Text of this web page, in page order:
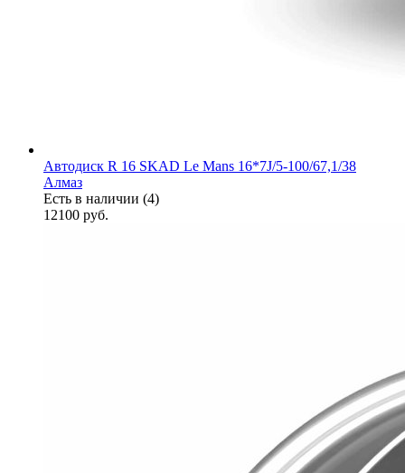
Автодиск R 16 SKAD Le Mans 16*7J/5-100/67,1/38
Алмаз
Есть в наличии (4)
12100 руб.